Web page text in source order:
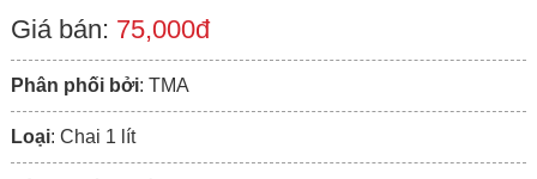
Giá bán: 75,000đ
Phân phối bởi: TMA
Loại: Chai 1 lít